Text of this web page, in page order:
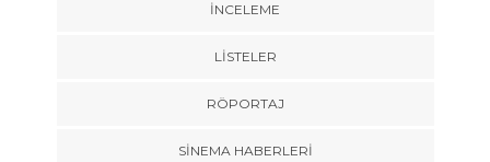
İNCELEME
LISTELER
RÖPORTAJ
SINEMA HABERLERI